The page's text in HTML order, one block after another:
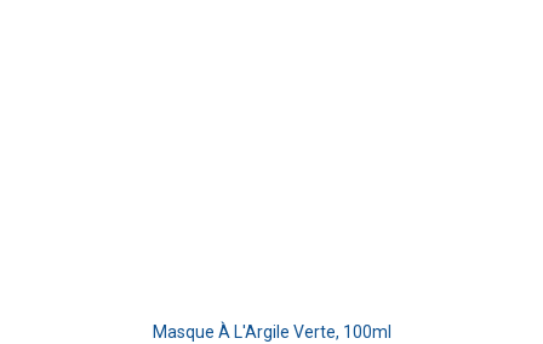
Masque À L'Argile Verte, 100ml